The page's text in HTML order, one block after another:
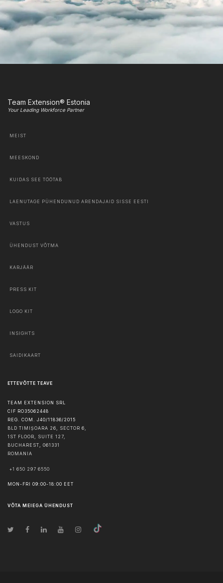
Team Extension® Estonia
Your Leading Workforce Partner
MEIST
MEESKOND
KUIDAS SEE TÖÖTAB
LAENUTAGE PÜHENDUNUD ARENDAJAID SISSE EESTI
VASTUS
ÜHENDUST VÕTMA
KARJÄÄR
PRESS KIT
LOGO KIT
INSIGHTS
SAIDIKAART
ETTEVÕTTE TEAVE
TEAM EXTENSION SRL
CIF RO35062448
REG. COM. J40/11836/2015
BLD TIMIȘOARA 26, SECTOR 6,
1ST FLOOR, SUITE 127,
BUCHAREST, 061331
ROMANIA
+1 650 297 6550
MON-FRI 09:00-18:00 EET
VÕTA MEIEGA ÜHENDUST